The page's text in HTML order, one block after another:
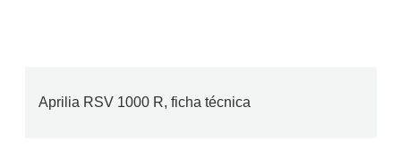
Aprilia RSV 1000 R, ficha técnica